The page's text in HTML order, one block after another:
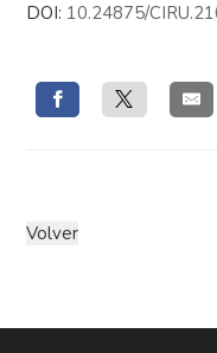
DOI: 10.24875/